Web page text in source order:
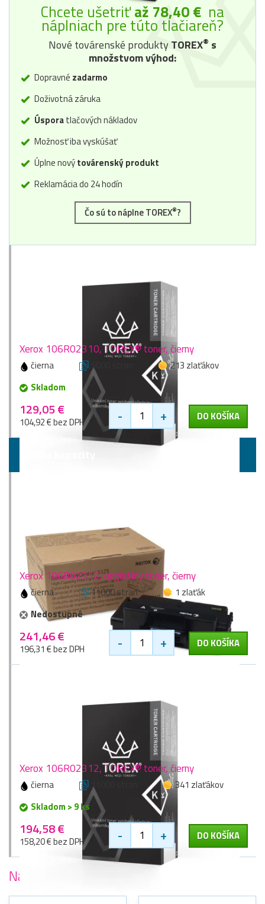
Chcete ušetriťaž 78,40 € na
náplniach pre túto tlačiareň?
Nové továrenské produktyTOREX® s
množstvom výhod:
Dopravné zadarmo
Doživotná záruka
Úsporatlačových nákladov
Možnosť iba vyskúšať
Úplne novýtovárenský produkt
Reklamácia do 24 hodín
Čo sú to náplne TOREX®?
Xerox 106R02310, TOREX® toner, čierny
čierna 5000 stran
213 zlaťákov
Skladom
129,05 €
104,92 € bez DPH - + DO KOŠÍKA
Xerox 106R02312, originálny toner, čierny
čierna 11000 stran
1 zlaťák
Nedostupné
241,46 €
196,31 € bez DPH - + DO KOŠÍKA
Xerox 106R02312, TOREX® toner, čierny
čierna 11000 stran
341 zlaťákov
Skladom > 9 ks
194,58 €
158,20 € bez DPH - + DO KOŠÍKA
Najobľúbenejšie